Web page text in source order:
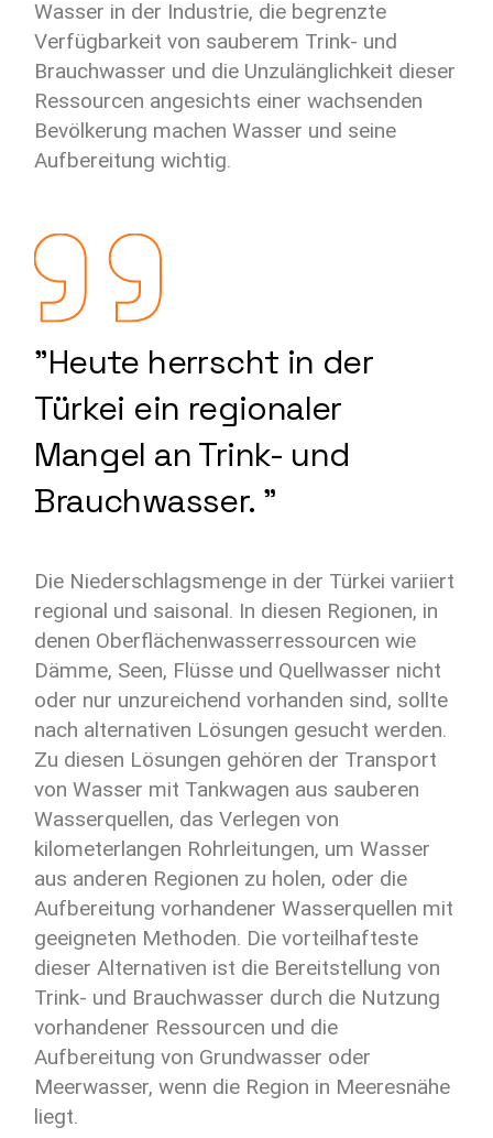
Wasser in der Industrie, die begrenzte
Verfügbarkeit von sauberem Trink- und
Brauchwasser und die Unzulänglichkeit dieser
Ressourcen angesichts einer wachsenden
Bevölkerung machen Wasser und seine
Aufbereitung wichtig.
"Heute herrscht in der
Türkei ein regionaler
Mangel an Trink- und
Brauchwasser. "
Die Niederschlagsmenge in der Türkei variiert
regional und saisonal. In diesen Regionen, in
denen Oberflächenwasserressourcen wie
Dämme, Seen, Flüsse und Quellwasser nicht
oder nur unzureichend vorhanden sind, sollte
nach alternativen Lösungen gesucht werden.
Zu diesen Lösungen gehören der Transport
von Wasser mit Tankwagen aus sauberen
Wasserquellen, das Verlegen von
kilometerlangen Rohrleitungen, um Wasser
aus anderen Regionen zu holen, oder die
Aufbereitung vorhandener Wasserquellen mit
geeigneten Methoden. Die vorteilhafteste
dieser Alternativen ist die Bereitstellung von
Trink- und Brauchwasser durch die Nutzung
vorhandener Ressourcen und die
Aufbereitung von Grundwasser oder
Meerwasser, wenn die Region in Meeresnähe
liegt.